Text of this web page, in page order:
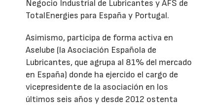
Negocio Industrial de Lubricantes y AFS de
TotalEnergies para España y Portugal.
Asimismo, participa de forma activa en
Aselube (la Asociación Española de
Lubricantes, que agrupa al 81% del mercado
en España) donde ha ejercido el cargo de
vicepresidente de la asociación en los
últimos seis años y desde 2012 ostenta